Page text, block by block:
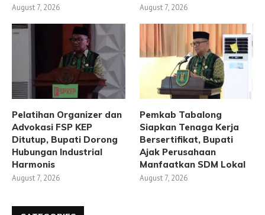
August 7, 2026 August 7, 2026
Pelatihan Organizer dan
Advokasi FSP KEP
Ditutup, Bupati Dorong
Hubungan Industrial
Harmonis
August 7, 2026
Pemkab Tabalong
Siapkan Tenaga Kerja
Bersertifikat, Bupati
Ajak Perusahaan
Manfaatkan SDM Lokal
August 7, 2026